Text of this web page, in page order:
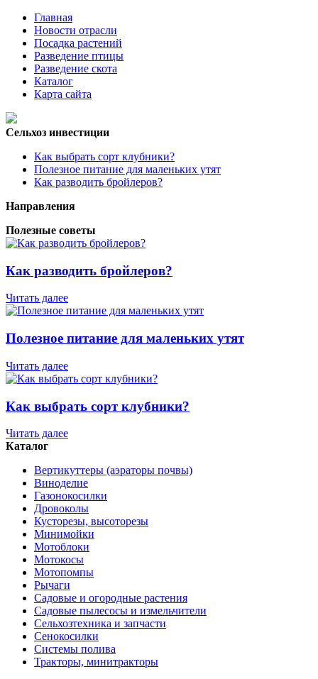
Главная
Новости отрасли
Посадка растений
Разведение птицы
Разведение скота
Каталог
Карта сайта
Сельхоз инвестиции
Как выбрать сорт клубники?
Полезное питание для маленьких утят
Как разводить бройлеров?
Направления
Полезные советы
Как разводить бройлеров?
Читать далее
Полезное питание для маленьких утят
Читать далее
Как выбрать сорт клубники?
Читать далее
Каталог
Вертикуттеры (аэраторы почвы)
Виноделие
Газонокосилки
Дровоколы
Кусторезы, высоторезы
Минимойки
Мотоблоки
Мотокосы
Мотопомпы
Рычаги
Садовые и огородные растения
Садовые пылесосы и измельчители
Сельхозтехника и запчасти
Сенокосилки
Системы полива
Тракторы, минитракторы